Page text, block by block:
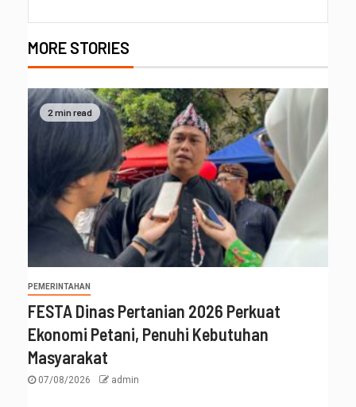
MORE STORIES
2 min read
PEMERINTAHAN
FESTA Dinas Pertanian 2026 Perkuat
Ekonomi Petani, Penuhi Kebutuhan
Masyarakat
07/08/2026 admin